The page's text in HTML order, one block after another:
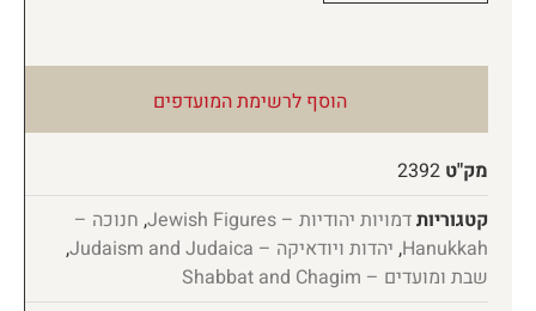
הוסף לרשימת המועדפים
מק"ט 2392
קטגוריותדמויות יהודיות – Jewish Figures , חנוכה –
Hanukkah
, יהדות ויודאיקה – Judaism and Judaica
,
שבת ומועדים – Shabbat and Chagim